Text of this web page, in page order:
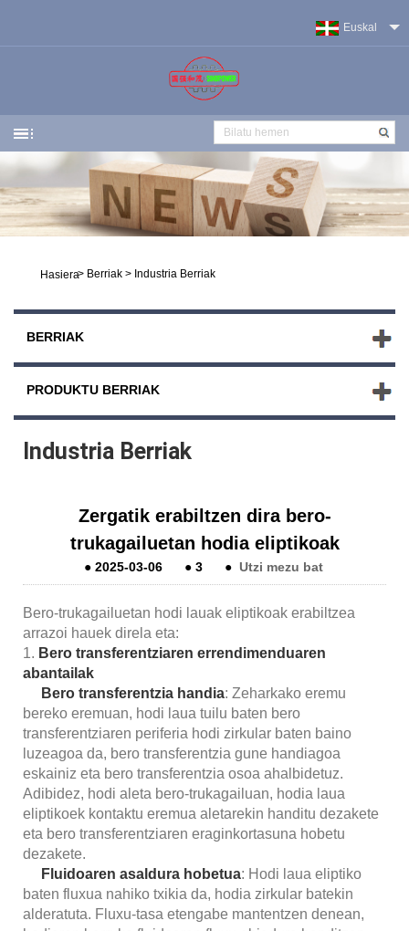
Euskal
Hasiera> Berriak > Industria Berriak
BERRIAK
PRODUKTU BERRIAK
Industria Berriak
Zergatik erabiltzen dira bero-
trukagailuetan hodia eliptikoak
●2025-03-06 ●3 ● Utzi mezu bat
Bero-trukagailuetan hodi lauak eliptikoak erabiltzea
arrazoi hauek direla eta:
1. Bero transferentziaren errendimenduaren
abantailak
Bero transferentzia handia: Zeharkako eremu
bereko eremuan, hodi laua tuilu baten bero
transferentziaren periferia hodi zirkular baten baino
luzeagoa da, bero transferentzia gune handiagoa
eskainiz eta bero transferentzia osoa ahalbidetuz.
Adibidez, hodi aleta bero-trukagailuan, hodia laua
eliptikoek kontaktu eremua aletarekin handitu dezakete
eta bero transferentziaren eraginkortasuna hobetu
dezakete.
Fluidoaren asaldura hobetua: Hodi laua eliptiko
baten fluxua nahiko txikia da, hodia zirkular batekin
alderatuta. Fluxu-tasa etengabe mantentzen denean,